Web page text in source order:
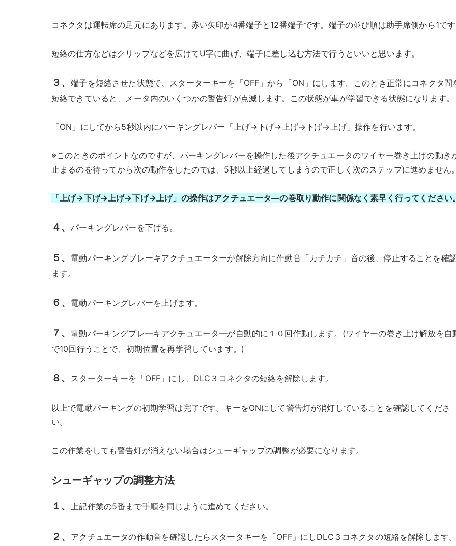
コネクタは運転席の足元にあります。赤い矢印が4番端子と12番端子です。端子の並び順は助手席側から1で
短絡の仕方などはクリップなどを広げてU字に曲げ、端子に差し込む方法で行うといいと思います。
３、端子を短絡させた状態で、スターターキーを「OFF」から「ON」にします。このとき正常にコネクタ間
短絡できていると、メータ内のいくつかの警告灯が点滅します。この状態が車が学習できる状態になります。
「ON」にしてから5秒以内にパーキングレバー「上げ→下げ→上げ→下げ→上げ」操作を行います。
※このときのポイントなのですが、パーキングレバーを操作した後アクチュエータのワイヤー巻き上げの動き
止まるのを待ってから次の動作をしたのでは、5秒以上経過してしまうので正しく次のステップに進めません
「上げ→下げ→上げ→下げ→上げ」の操作はアクチュエータ―の巻取り動作に関係なく素早く行ってください
４、パーキングレバーを下げる。
５、
電動パーキングブレーキアクチュエーターが解除方向に作動音「カチカチ」音の後、停止することを確
ます。
６、 電動パーキングレバーを上げます。
７、
電動パーキングブレ―キアクチュエータ―が自動的に１０回作動します。(ワイヤーの巻き上げ解放を自
で10回行うことで、初期位置を再学習しています。)
８、 スターターキーを「OFF」にし、DLC３コネクタの短絡を解除します。
以上で電動パーキングの初期学習は完了です。キーをONにして警告灯が消灯していることを確認してくださ
い。
この作業をしても警告灯が消えない場合はシューギャップの調整が必要になります。
シューギャップの調整方法
１、上記作業の5番まで手順を同じように進めてください。
２、 アクチュエータの作動音を確認したらスタータキーを「OFF」にしDLC３コネクタの短絡を解除します